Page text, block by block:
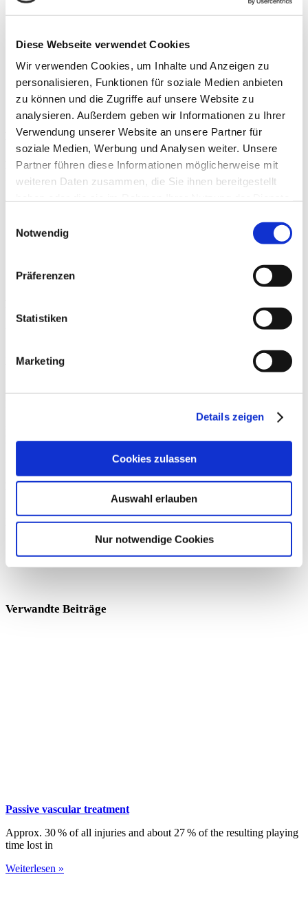
Diese Webseite verwendet Cookies
Wir verwenden Cookies, um Inhalte und Anzeigen zu
personalisieren, Funktionen für soziale Medien anbieten
zu können und die Zugriffe auf unsere Website zu
analysieren. Außerdem geben wir Informationen zu Ihrer
Verwendung unserer Website an unsere Partner für
soziale Medien, Werbung und Analysen weiter. Unsere
Partner führen diese Informationen möglicherweise mit
weiteren Daten zusammen, die Sie ihnen bereitgestellt
Notwendig
Präferenzen
Statistiken
Marketing
Details zeigen
Cookies zulassen
Auswahl erlauben
Nur notwendige Cookies
Mehr
Kontakt
Michael Faßbender
Leiter Consulting und Vertrieb Deutschland
consulting_marketing@proxomed.com
+49 6023 9168-0
Daimlerstr. 6, 63755 Alzenau
Ärztefortbildungen
Versorgungssicherheit
»Ausbildung zum Gesundheitsberater & Patienten-Manager:
Präsenz-/Onlineveranstaltung
: Anwenderbezogen und praxisorientiert
News
Neurologie und Orthopädie
Verwandte Beiträge
Passive vascular treatment
Approx. 30 % of all injuries and about 27 % of the resulting playing
time lost in
Weiterlesen »